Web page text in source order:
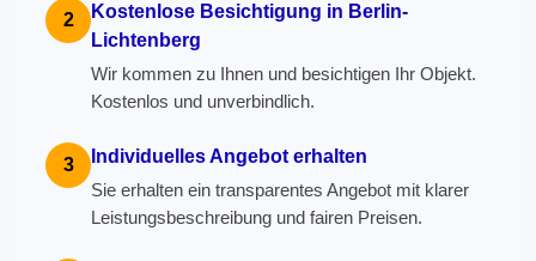
2
Kostenlose Besichtigung in Berlin-
Lichtenberg
Wir kommen zu Ihnen und besichtigen Ihr Objekt.
Kostenlos und unverbindlich.
3 Individuelles Angebot erhalten
Sie erhalten ein transparentes Angebot mit klarer
Leistungsbeschreibung und fairen Preisen.